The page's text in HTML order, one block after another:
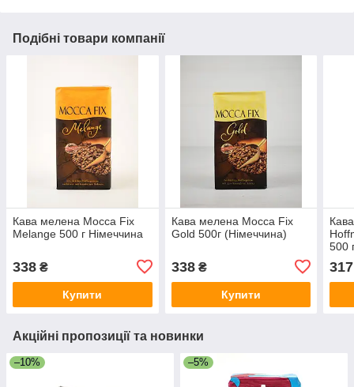
Подібні товари компанії
Кава мелена Mocca Fix
Melange 500 г Німеччина
338 ₴
Купити
Кава мелена Mocca Fix
Gold 500г (Німеччина)
338₴
Купити
500
317
Акційні пропозиції та новинки
–10% –5%